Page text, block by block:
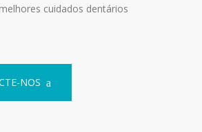
cuidados dentários
NOS